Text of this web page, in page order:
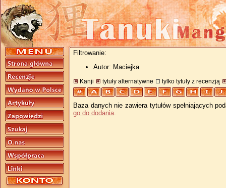
Filtrowanie:
Autor: Maciejka
Kanji tytuły alternatywne tylko tytuły z recenzją
Baza danych nie zawiera tytułów spełniających
go do dodania.